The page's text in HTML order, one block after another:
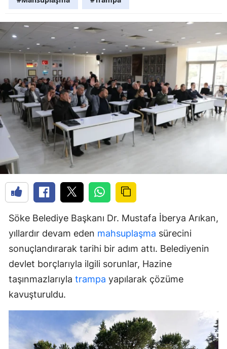
Söke Belediye Başkanı Dr. Mustafa İberya Arıkan,
yıllardır devam eden mahsuplaşma sürecini
sonuçlandırarak tarihi bir adım attı. Belediyenin
devlet borçlarıyla ilgili sorunlar, Hazine
taşınmazlarıyla trampa yapılarak çözüme
kavuşturuldu.